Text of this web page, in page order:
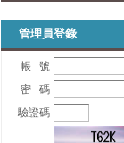
管理員登錄
帳 號
密 碼
驗證碼